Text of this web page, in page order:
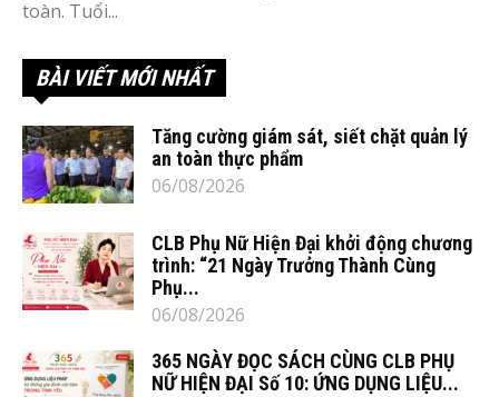
toàn. Tuổi...
BÀI VIẾT MỚI NHẤT
Tăng cường giám sát, siết chặt quản lý
an toàn thực phẩm
06/08/2026
CLB Phụ Nữ Hiện Đại khởi động chương
trình: “21 Ngày Trưởng Thành Cùng
Phụ...
06/08/2026
365 NGÀY ĐỌC SÁCH CÙNG CLB PHỤ
NỮ HIỆN ĐẠI Số 10: ỨNG DỤNG LIỆU...